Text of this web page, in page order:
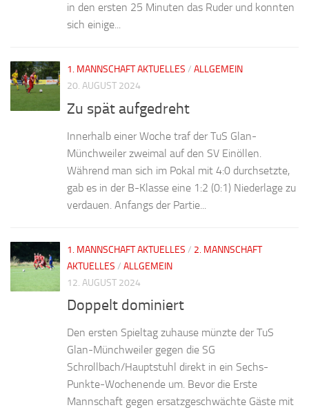
in den ersten 25 Minuten das Ruder und konnten
sich einige...
1. MANNSCHAFT AKTUELLES / ALLGEMEIN
20. AUGUST 2024
Zu spät aufgedreht
Innerhalb einer Woche traf der TuS Glan-
Münchweiler zweimal auf den SV Einöllen.
Während man sich im Pokal mit 4:0 durchsetzte,
gab es in der B-Klasse eine 1:2 (0:1) Niederlage zu
verdauen. Anfangs der Partie...
1. MANNSCHAFT AKTUELLES / 2. MANNSCHAFT
AKTUELLES / ALLGEMEIN
12. AUGUST 2024
Doppelt dominiert
Den ersten Spieltag zuhause münzte der TuS
Glan-Münchweiler gegen die SG
Schrollbach/Hauptstuhl direkt in ein Sechs-
Punkte-Wochenende um. Bevor die Erste
Mannschaft gegen ersatzgeschwächte Gäste mit